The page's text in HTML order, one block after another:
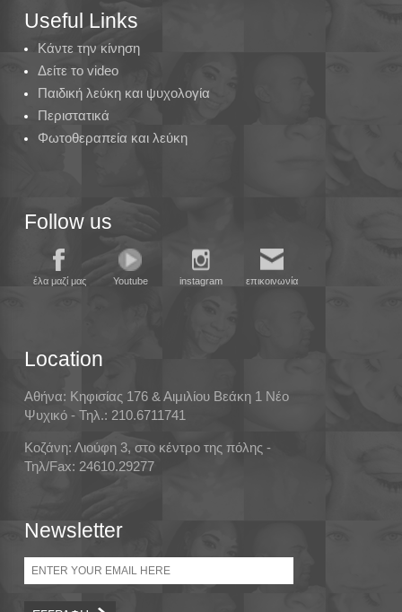
Useful Links
Κάντε την κίνηση
Δείτε το video
Παιδική λεύκη και ψυχολογία
Περιστατικά
Φωτοθεραπεία και λεύκη
Follow us
έλα μαζί μας Youtube instagram επικοινωνία
Location
Αθήνα: Κηφισίας 176 & Αιμιλίου Βεάκη 1 Νέο
Ψυχικό - Τηλ.: 210.6711741
Κοζάνη: Λιούφη 3, στο κέντρο της πόλης -
Τηλ/Fax: 24610.29277
Newsletter
Email